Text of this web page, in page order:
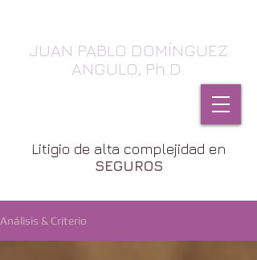
JUAN PABLO DOMÍNGUEZ
ANGULO, Ph.D.
Litigio de alta complejidad en
SEGUROS
Análisis & Criterio